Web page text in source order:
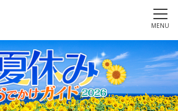
MENU